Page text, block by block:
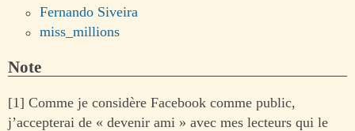
Fernando Siveira
miss_millions
Note
[1] Comme je considère Facebook comme public,
j’accepterai de « devenir ami » avec mes lecteurs qui le